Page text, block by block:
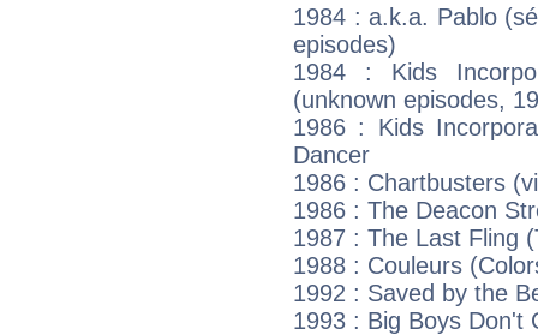
1984 : a.k.a. Pablo
episodes)
1984 : Kids
(unknown episodes,
1986 : Kids
Dancer
1986 : Chartbusters
1986 : The Deacon
1987 : The Last Fling
1988 : Couleurs
1992 : Saved by the
1993 : Big Boys Don't